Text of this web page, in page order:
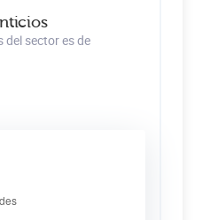
sector es de